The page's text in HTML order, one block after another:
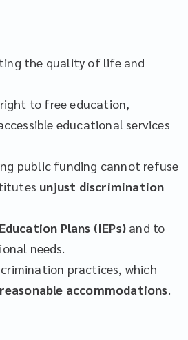
the quality of life and
to free education,
educational services
public funding cannot refuse
unjust discrimination
Plans (IEPs) and to
needs.
practices, which
accommodations.